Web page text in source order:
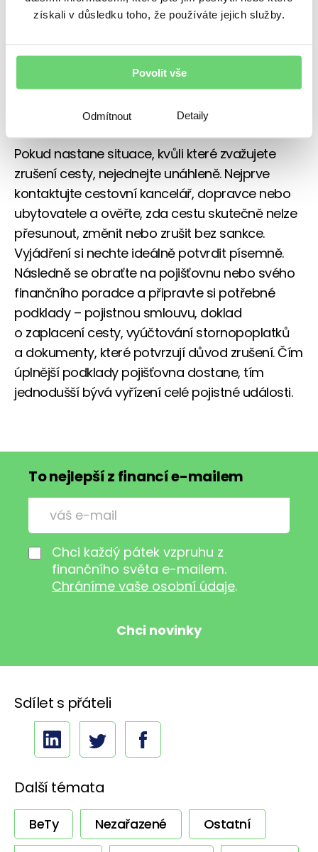
Detaily
získali v důsledku toho, že používáte jejich služby.
Povolit vše
Odmítnout
doložit, že se událost týká přímo místa pobytu
být i aktuální doporučení Ministerstva
zahraničních věcí ČR, zejména pokud úřad
dodává Marek Seidl z Broker Trustu.
Pokud nastane situace, kvůli které zvažujete
zrušení cesty, nejednejte unáhleně. Nejprve
kontaktujte cestovní kancelář, dopravce nebo
ubytovatele a ověřte, zda cestu skutečně nelze
přesunout, změnit nebo zrušit bez sankce.
Vyjádření si nechte ideálně potvrdit písemně.
Následně se obraťte na pojišťovnu nebo svého
finančního poradce a připravte si potřebné
podklady – pojistnou smlouvu, doklad
o zaplacení cesty, vyúčtování stornopoplatků
a dokumenty, které potvrzují důvod zrušení. Čím
úplnější podklady pojišťovna dostane, tím
jednodušší bývá vyřízení celé pojistné události.
To nejlepší z financí e-mailem
Chci každý pátek vzpruhu z
finančního světa e-mailem.
Chráníme vaše osobní údaje.
Sdílet s přáteli
Další témata
BeTy Nezařazené
Ostatní